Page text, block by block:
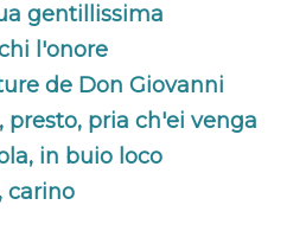
gentillissima
l'onore
de Don Giovanni
presto, pria ch'ei venga
in buio loco
carino